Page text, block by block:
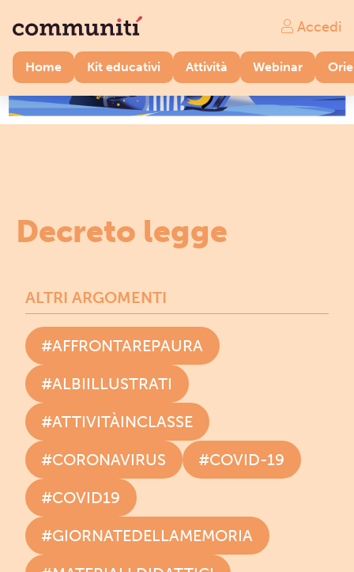
Home Kit educativi Attività Webinar
Accedi
Decreto legge
ALTRI ARGOMENTI
#AFFRONTAREPAURA
#ALBIILLUSTRATI
#ATTIVITÀINCLASSE
#CORONAVIRUS
#COVID-19
#COVID19
#GIORNATEDELLAMEMORIA